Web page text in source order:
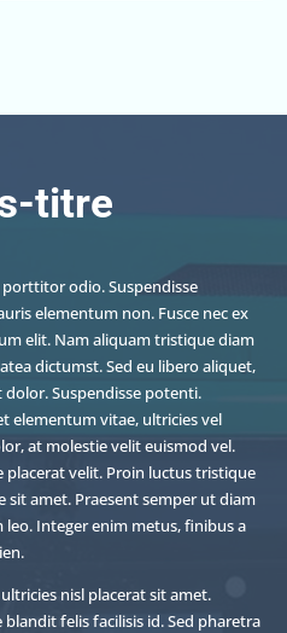
titre
odio. Suspendisse
elementum non. Fusce nec ex
elit. Nam aliquam tristique diam
dictumst. Sed eu libero aliquet,
dolor. Suspendisse potenti.
elementum vitae, ultricies vel
at molestie velit euismod vel.
placerat velit. Proin luctus tristique
sit amet. Praesent semper ut diam
leo. Integer enim metus, finibus a
nisl placerat sit amet.
felis facilisis id. Sed pharetra